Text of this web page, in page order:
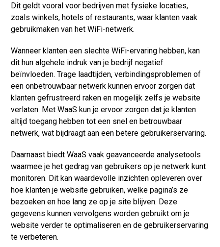
Dit geldt vooral voor bedrijven met fysieke locaties,
zoals winkels, hotels of restaurants, waar klanten vaak
gebruikmaken van het WiFi-netwerk.
Wanneer klanten een slechte WiFi-ervaring hebben, kan
dit hun algehele indruk van je bedrijf negatief
beïnvloeden. Trage laadtijden, verbindingsproblemen of
een onbetrouwbaar netwerk kunnen ervoor zorgen dat
klanten gefrustreerd raken en mogelijk zelfs je website
verlaten. Met WaaS kun je ervoor zorgen dat je klanten
altijd toegang hebben tot een snel en betrouwbaar
netwerk, wat bijdraagt aan een betere gebruikerservaring.
Daarnaast biedt WaaS vaak geavanceerde analysetools
waarmee je het gedrag van gebruikers op je netwerk kunt
monitoren. Dit kan waardevolle inzichten opleveren over
hoe klanten je website gebruiken, welke pagina’s ze
bezoeken en hoe lang ze op je site blijven. Deze
gegevens kunnen vervolgens worden gebruikt om je
website verder te optimaliseren en de gebruikerservaring
te verbeteren.